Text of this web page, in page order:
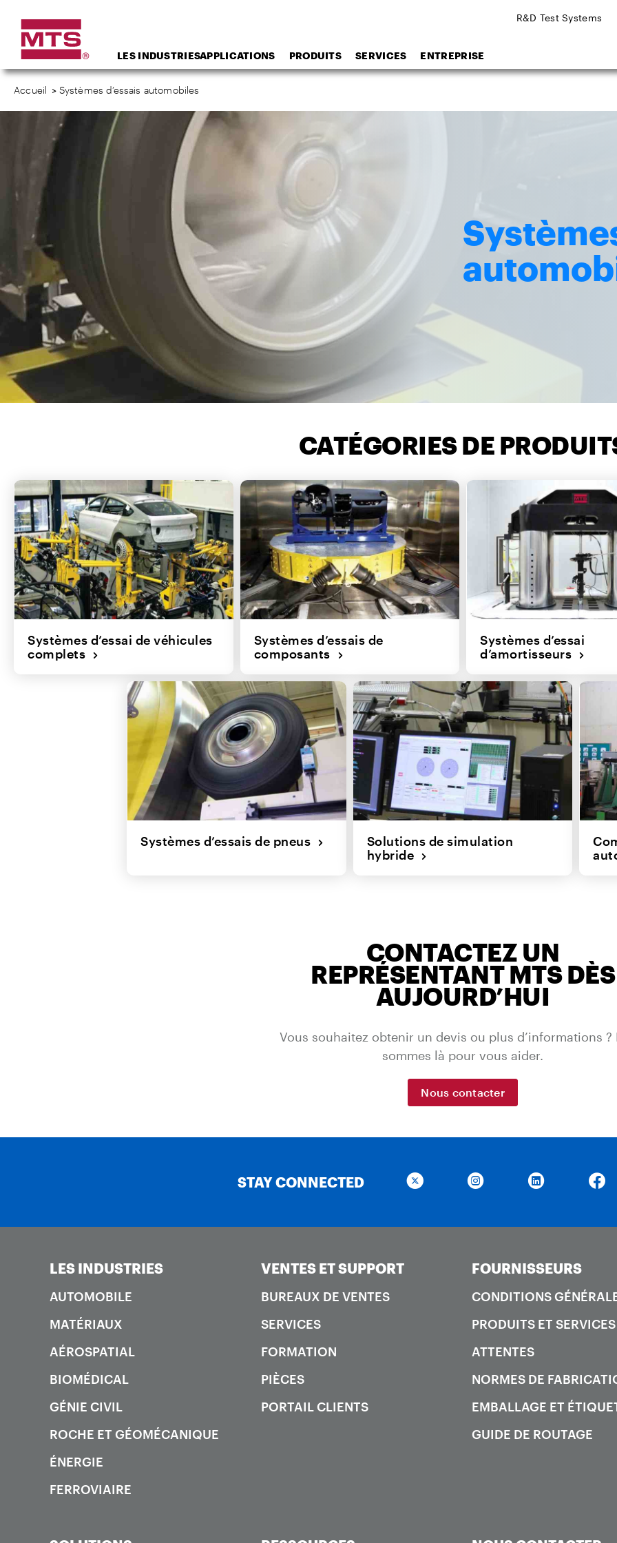
LES INDUSTRIESAPPLICATIONS PRODUITS SERVICES ENTREPRISE
R&D Test Systems
Accueil > Systèmes d’essais automobiles
CATÉGORIES DE
Systèmes d’essai de véhicules
complets
Systèmes d’essais de
composants
Systèmes d’essai
d’amortisseurs
Systèmes d’essais de pneus
Solutions de simulation
hybride
CONTACTEZ UN
REPRÉSENTANT MTS DÈS
AUJOURD’HUI
Vous souhaitez obtenir un devis ou plus d’informations ?
sommes là pour vous aider.
Nous contacter
STAY CONNECTED
LES INDUSTRIES
AUTOMOBILE
MATÉRIAUX
AÉROSPATIAL
BIOMÉDICAL
GÉNIE CIVIL
ROCHE ET GÉOMÉCANIQUE
ÉNERGIE
FERROVIAIRE
VENTES ET SUPPORT
BUREAUX DE VENTES
SERVICES
FORMATION
PIÈCES
PORTAIL CLIENTS
FOURNISSEURS
CONDITIONS
PRODUITS ET SERVICES
ATTENTES
NORMES DE
EMBALLAGE ET
GUIDE DE ROUTAGE